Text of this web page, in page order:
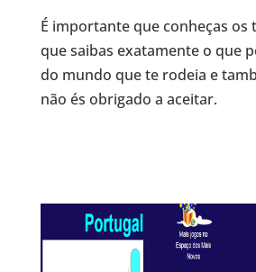
É importante que conheças os
que saibas exatamente o que
do mundo que te rodeia e
não és obrigado a aceitar.